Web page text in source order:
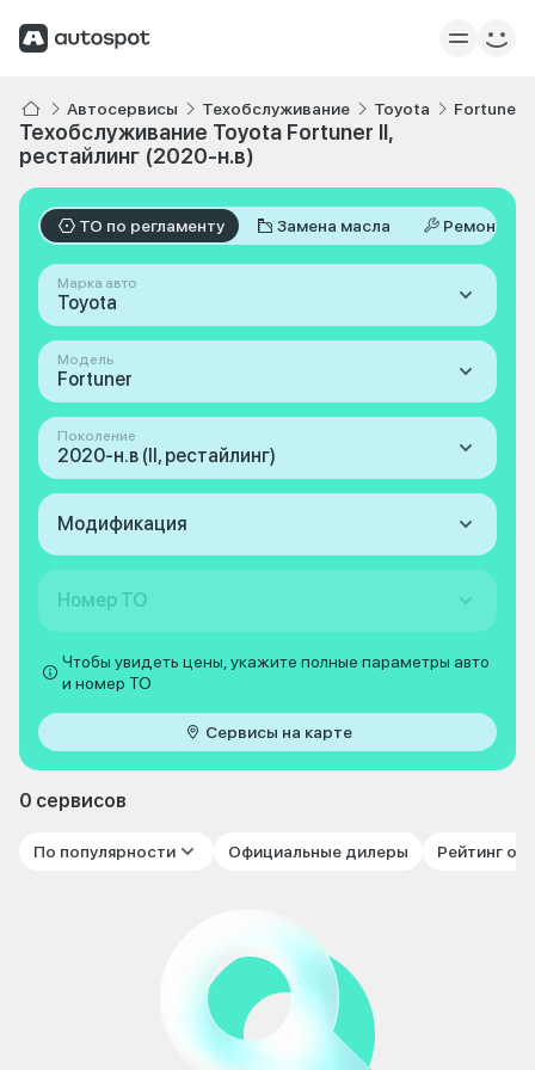
Автосервисы Техобслуживание Toyota Fortuner
Техобслуживание Toyota Fortuner II,
рестайлинг (2020-н.в)
ТО по регламенту Замена масла Ремонт
Марка авто
Toyota
Модель
Fortuner
Поколение
2020-н.в (II, рестайлинг)
Модификация
Номер ТО
Чтобы увидеть цены, укажите полные параметры авто
и номер ТО
Сервисы на карте
0 сервисов
По популярности Официальные дилеры Рейтинг